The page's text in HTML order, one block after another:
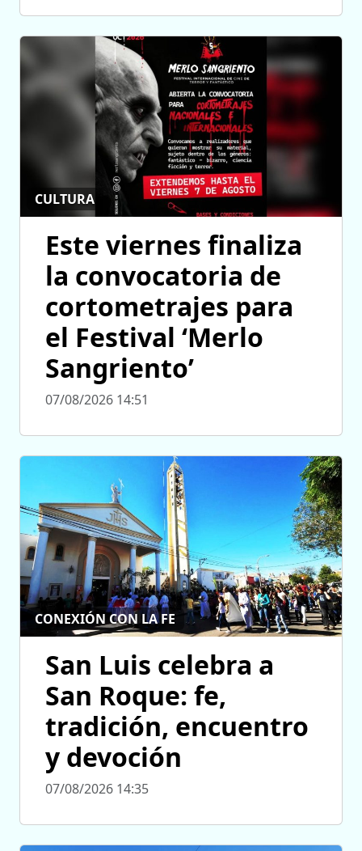
CULTURA
Este viernes finaliza
la convocatoria de
cortometrajes para
el Festival ‘Merlo
Sangriento’
07/08/2026 14:51
CONEXIÓN CON LA FE
San Luis celebra a
San Roque: fe,
tradición, encuentro
y devoción
07/08/2026 14:35